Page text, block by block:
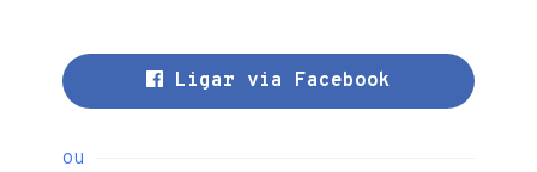
Ligar via Facebook
ou